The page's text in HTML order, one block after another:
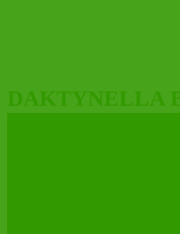
DAKTYNELLA